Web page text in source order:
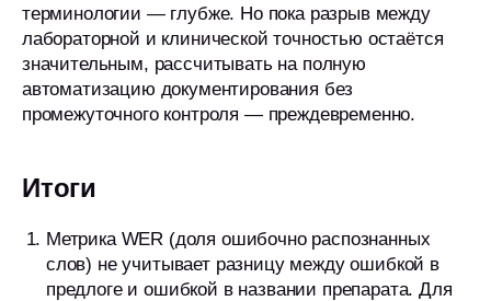
терминологии — глубже. Но пока разрыв между
лабораторной и клинической точностью остаётся
значительным, рассчитывать на полную
автоматизацию документирования без
промежуточного контроля — преждевременно.
Итоги
Метрика WER (доля ошибочно распознанных
слов) не учитывает разницу между ошибкой в
предлоге и ошибкой в названии препарата. Для